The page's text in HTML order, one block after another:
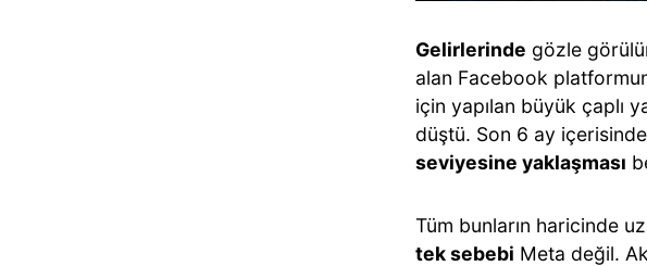
Gelirlerinde gözle
alan Facebook
için yapılan büyük çaplı
düştü. Son 6 ay
seviyesine yaklaşması
Tüm bunların haricinde
tek sebebi Meta değil.